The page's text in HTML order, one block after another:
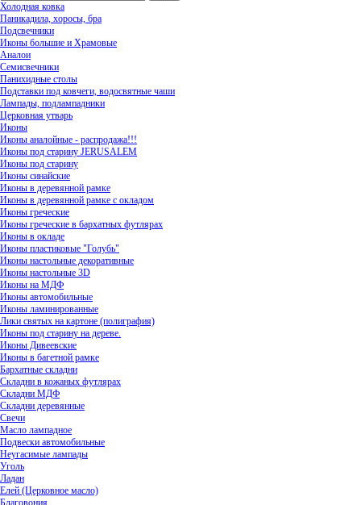
Холодная ковка
Паникадила, хоросы, бра
Подсвечники
Иконы большие и Храмовые
Аналои
Семисвечники
Панихидные столы
Подставки под ковчеги, водосвятные чаши
Лампады, подлампадники
Церковная утварь
Иконы
Иконы аналойные - распродажа!!!
Иконы под старину JERUSALEM
Иконы под старину
Иконы синайские
Иконы в деревянной рамке
Иконы в деревянной рамке с окладом
Иконы греческие
Иконы греческие в бархатных футлярах
Иконы в окладе
Иконы пластиковые "Голубь"
Иконы настольные декоративные
Иконы настольные 3D
Иконы на МДФ
Иконы автомобильные
Иконы ламинированные
Лики святых на картоне (полиграфия)
Иконы под старину на дереве.
Иконы Дивеевские
Иконы в багетной рамке
Бархатные складни
Складни в кожаных футлярах
Складни МДФ
Складни деревянные
Свечи
Масло лампадное
Подвески автомобильные
Неугасимые лампады
Уголь
Ладан
Елей (Церковное масло)
Благовония